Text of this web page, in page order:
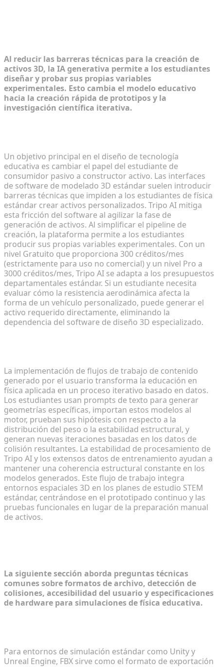
Al reducir las barreras técnicas para la creación de
activos 3D, la IA generativa permite a los estudiantes
diseñar y probar sus propias variables
experimentales. Esto cambia el modelo educativo
hacia la creación rápida de prototipos y la
investigación científica iterativa.
Un objetivo principal en el diseño de tecnología
educativa es cambiar el papel del estudiante de
consumidor pasivo a constructor activo. Las interfaces
de software de modelado 3D estándar suelen introducir
barreras técnicas que impiden a los estudiantes de física
estándar crear activos personalizados. Tripo AI mitiga
esta fricción del software al agilizar la fase de
generación de activos. Al simplificar el pipeline de
creación, la plataforma permite a los estudiantes
producir sus propias variables experimentales. Con un
nivel Gratuito que proporciona 300 créditos/mes
(estrictamente para uso no comercial) y un nivel Pro a
3000 créditos/mes, Tripo AI se adapta a los presupuestos
departamentales estándar. Si un estudiante necesita
evaluar cómo la resistencia aerodinámica afecta la
forma de un vehículo personalizado, puede generar el
activo requerido directamente, eliminando la
dependencia del software de diseño 3D especializado.
La implementación de flujos de trabajo de contenido
generado por el usuario transforma la educación en
física aplicada en un proceso iterativo basado en datos.
Los estudiantes usan prompts de texto para generar
geometrías específicas, importan estos modelos al
motor, prueban sus hipótesis con respecto a la
distribución del peso o la estabilidad estructural, y
generan nuevas iteraciones basadas en los datos de
colisión resultantes. La estabilidad de procesamiento de
Tripo AI y los extensos datos de entrenamiento ayudan a
mantener una coherencia estructural constante en los
modelos generados. Este flujo de trabajo integra
entornos espaciales 3D en los planes de estudio STEM
estándar, centrándose en el prototipado continuo y las
pruebas funcionales en lugar de la preparación manual
de activos.
La siguiente sección aborda preguntas técnicas
comunes sobre formatos de archivo, detección de
colisiones, accesibilidad del usuario y especificaciones
de hardware para simulaciones de física educativa.
Para entornos de simulación estándar como Unity y
Unreal Engine, FBX sirve como el formato de exportación